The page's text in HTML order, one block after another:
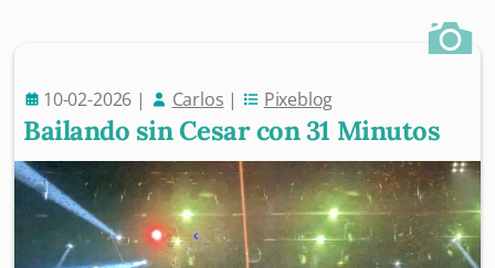
10-02-2026 | Carlos | Pixeblog
Bailando sin Cesar con 31 Minutos